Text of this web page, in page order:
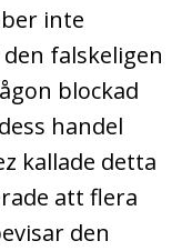
inte
falskeligen
blockad
handel
kallade detta
att flera
den